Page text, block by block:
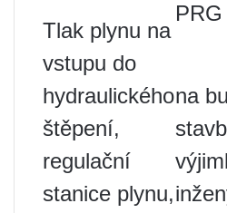
Tlak plynu na
vstupu do
hydraulického
štěpení,
regulační
stanice plynu,
na